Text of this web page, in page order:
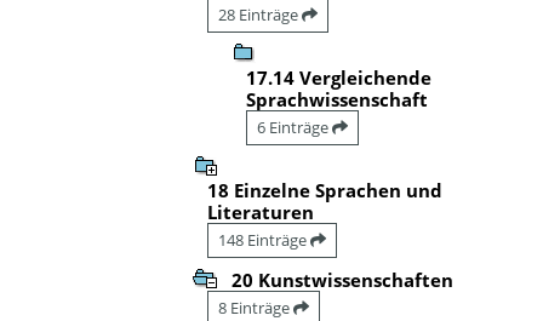
28 Einträge
17.14 Vergleichende
Sprachwissenschaft
6 Einträge
18 Einzelne Sprachen und
Literaturen
148 Einträge
20 Kunstwissenschaften
8 Einträge